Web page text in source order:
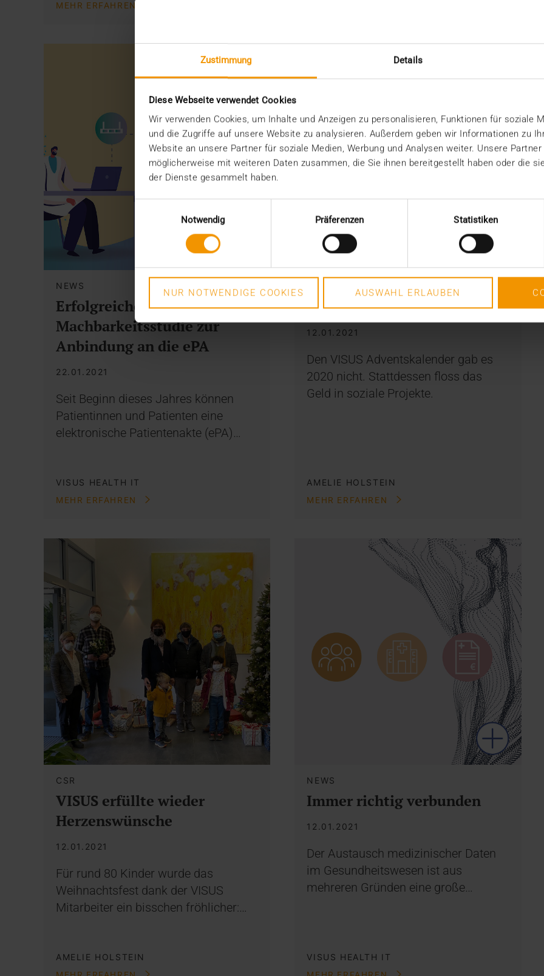
Zustimmung Details
Diese Webseite verwendet Cookies
Wir verwenden Cookies, um Inhalte und Anzeigen zu personalisieren, Funktionen für soziale
und die Zugriffe auf unsere Website zu analysieren. Außerdem geben wir Informationen zu
Website an unsere Partner für soziale Medien, Werbung und Analysen weiter. Unsere
möglicherweise mit weiteren Daten zusammen, die Sie ihnen bereitgestellt haben oder die
der Dienste gesammelt haben.
Notwendig
Präferenzen Statistiken
NUR NOTWENDIGE COOKIES AUSWAHL ERLAUBEN
MEHR ERFAHREN
NEWS
Erfolgreiche
Machbarkeitsstudie zur
Anbindung an die ePA
22.01.2021
Seit Beginn dieses Jahres können
Patientinnen und Patienten eine
elektronische Patientenakte (ePA)…
VISUS HEALTH IT
MEHR ERFAHREN
Spenden statt Schokolade
12.01.2021
Den VISUS Adventskalender gab es
2020 nicht. Stattdessen floss das
Geld in soziale Projekte.
AMELIE HOLSTEIN
MEHR ERFAHREN
CSR
VISUS erfüllte wieder
Herzenswünsche
12.01.2021
Für rund 80 Kinder wurde das
Weihnachtsfest dank der VISUS
Mitarbeiter ein bisschen fröhlicher:…
AMELIE HOLSTEIN
NEWS
Immer richtig verbunden
12.01.2021
Der Austausch medizinischer Daten
im Gesundheitswesen ist aus
mehreren Gründen eine große…
VISUS HEALTH IT